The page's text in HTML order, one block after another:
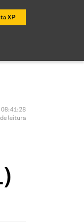
XP
08:41:28
leitura